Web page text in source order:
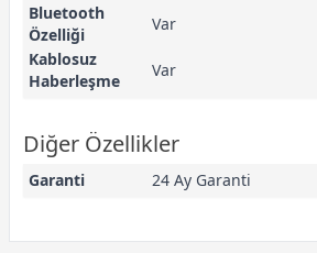
Bluetooth
Özelliği
Var
Kablosuz
Haberleşme
Var
Diğer Özellikler
Garanti 24 Ay Garanti